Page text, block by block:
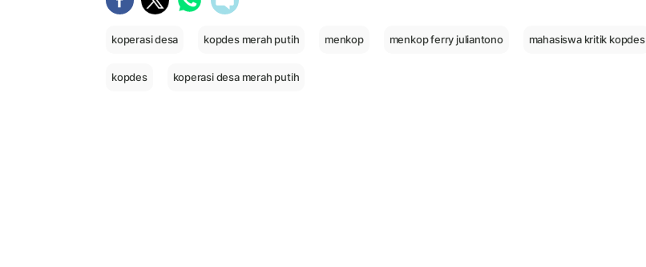
koperasi desa kopdes merah putih menkop menkop ferry juliantono mahasiswa kritik kopdes
kopdes koperasi desa merah putih